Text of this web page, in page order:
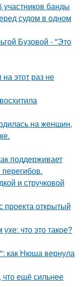
участников банды
судом в одном
Бузовой - "Это
этот раз не
на женщин,
поддерживает
и стручковой
проекта открытый
что это такое?
как Нюша вернула
что ещё сильнее